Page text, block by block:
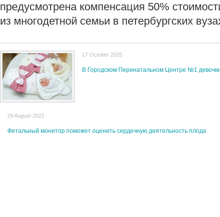
предусмотрена компенсация 50%
из многодетной семьи в петербургских
17 October 2025
В Городском Перинатальном Центре №1
29 August 2022
Фетальный монитор поможет оценить сердечную деятельность плода